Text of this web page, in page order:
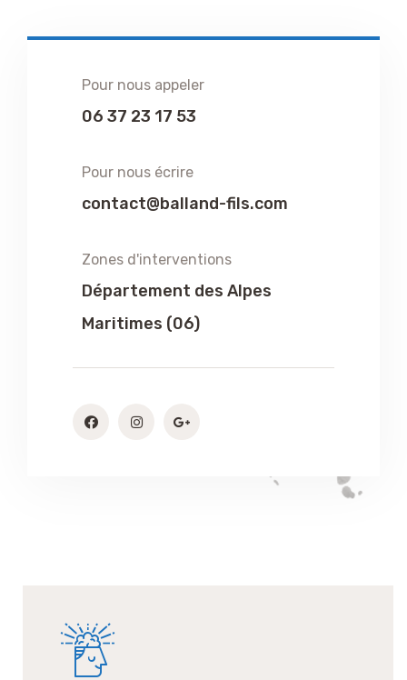
Pour nous appeler
06 37 23 17 53
Pour nous écrire
contact@balland-fils.com
Zones d'interventions
Département des Alpes
Maritimes (06)